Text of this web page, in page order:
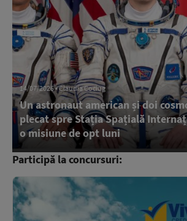
14/07/2026 • Claudia Cociug
Un astronaut american și doi
plecat spre Stația Spațială
o misiune de opt luni
Participă la concursuri: